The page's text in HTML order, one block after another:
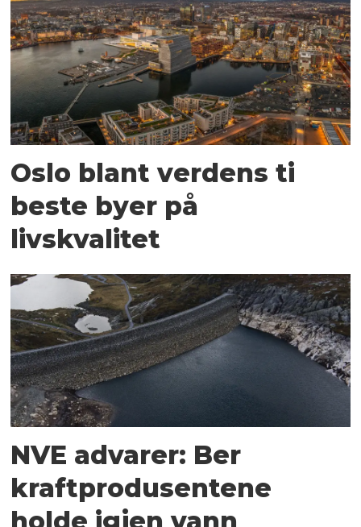
Oslo blant verdens ti
beste byer på
livskvalitet
NVE advarer: Ber
kraftprodusentene